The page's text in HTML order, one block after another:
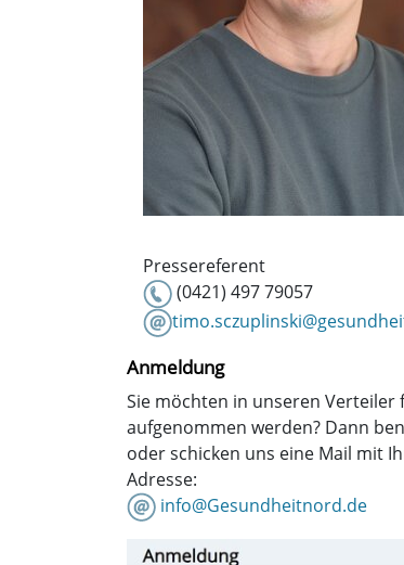
Pressereferent
(0421) 497 79057
Anmeldung
Sie möchten in unseren
aufgenommen werden? Dann
oder schicken uns eine Mail mit
Adresse:
info@Gesundheitnord.de